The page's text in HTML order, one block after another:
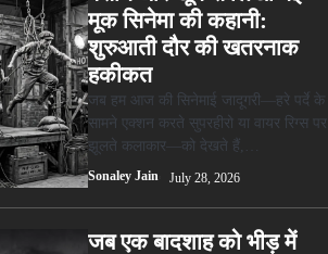
मूक सिनेमा की कहानी:
शुरुआती दौर की खतरनाक
हकीकत
जब हम आज की सिनेमाई जादूगरी—हरे पर्दे के
सामने एक्शन करते सुपरहीरो या वायर रिग्स पर
झूलते कलाकार—को देखते हैं,…
Sonaley Jain July 28, 2026
जब एक बादशाह को भीड़ में